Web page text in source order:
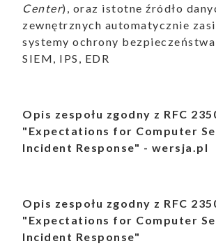
Center), oraz istotne źródło
zewnętrznych automatycznie
systemy ochrony
SIEM, IPS, EDR
Opis zespołu zgodny z RFC
"Expectations for Computer
Incident Response" - wersja.pl
Opis zespołu zgodny z RFC
"Expectations for Computer
Incident Response"